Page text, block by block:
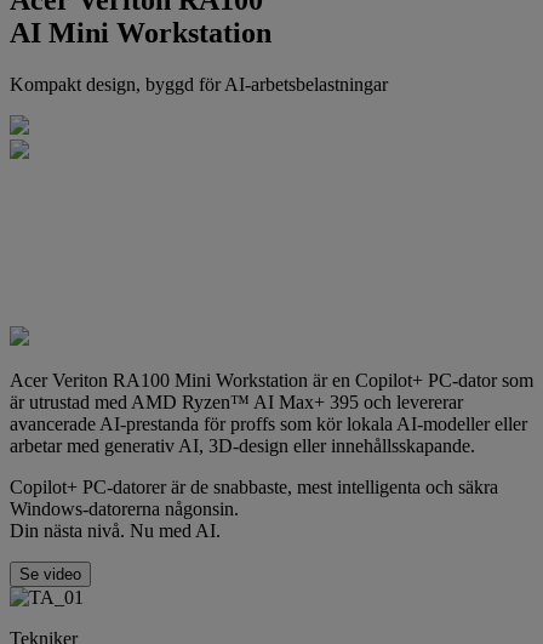
AI Mini Workstation
Kompakt design, byggd för AI-arbetsbelastningar
Acer Veriton RA100 Mini Workstation är en Copilot+ PC-dator som
är utrustad med AMD Ryzen™ AI Max+ 395 och levererar
avancerade AI-prestanda för proffs som kör lokala AI-modeller eller
arbetar med generativ AI, 3D-design eller innehållsskapande.
Copilot+ PC-datorer är de snabbaste, mest intelligenta och säkra
Windows-datorerna någonsin.
Din nästa nivå. Nu med AI.
Se video
Tekniker